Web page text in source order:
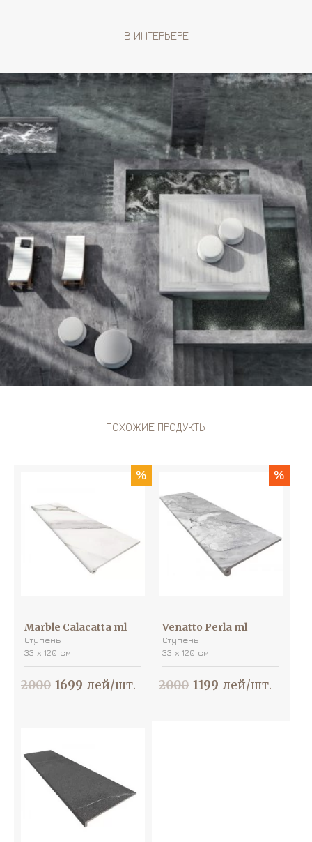
В ИНТЕРЬЕРЕ
ПОХОЖИЕ ПРОДУКТЫ
%
Marble Calacatta ml
Ступень
33 х 120 см
2000 1699 лей/шт.
%
Venatto Perla ml
Ступень
33 х 120 см
2000 1199 лей/шт.